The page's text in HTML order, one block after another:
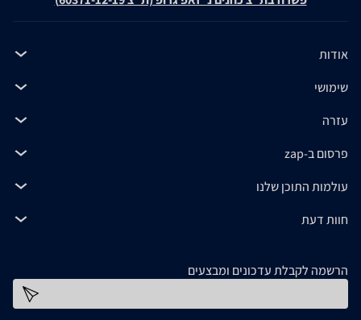
אודות
שימושי
עזרה
פרסום ב-zap
עולמות התוכן שלנו
חוות דעת
הרשמה לקבלת עדכונים ומבצעים